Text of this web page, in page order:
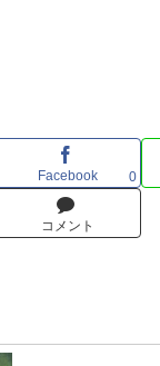
Facebook 0
コメント